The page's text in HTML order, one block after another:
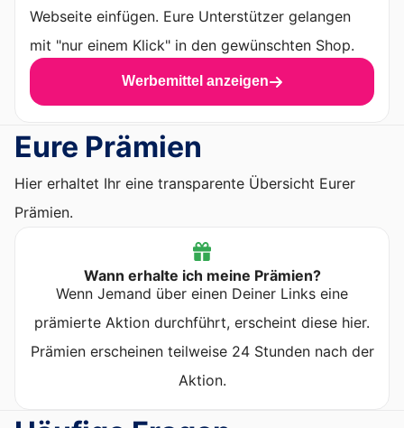
Webseite einfügen. Eure Unterstützer gelangen
mit "nur einem Klick" in den gewünschten Shop.
Werbemittel anzeigen
Eure Prämien
Hier erhaltet Ihr eine transparente Übersicht Eurer
Prämien.
Wann erhalte ich meine Prämien?
Wenn Jemand über einen Deiner Links eine
prämierte Aktion durchführt, erscheint diese hier.
Prämien erscheinen teilweise 24 Stunden nach der
Aktion.